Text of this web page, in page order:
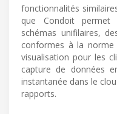
fonctionnalités
que Condoit permet
schémas unifilaires,
conformes à la
visualisation pour les
capture de données
instantanée dans le
rapports.